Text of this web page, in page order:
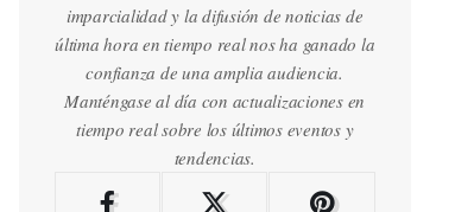
imparcialidad y la difusión de noticias de
última hora en tiempo real nos ha ganado la
confianza de una amplia audiencia.
Manténgase al día con actualizaciones en
tiempo real sobre los últimos eventos y
tendencias.